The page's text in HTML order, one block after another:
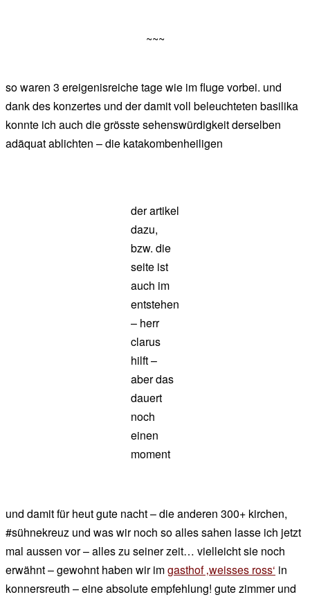
~~~
so waren 3 ereigenisreiche tage wie im fluge vorbei. und
dank des konzertes und der damit voll beleuchteten basilika
konnte ich auch die grösste sehenswürdigkeit derselben
adäquat ablichten – die katakombenheiligen
der artikel
dazu,
bzw. die
seite ist
auch im
entstehen
– herr
clarus
hilft –
aber das
dauert
noch
einen
moment
und damit für heut gute nacht – die anderen 300+ kirchen,
#sühnekreuz und was wir noch so alles sahen lasse ich jetzt
mal aussen vor – alles zu seiner zeit… vielleicht sie noch
erwähnt – gewohnt haben wir imgasthof ‚weisses ross‘ in
konnersreuth – eine absolute empfehlung! gute zimmer und